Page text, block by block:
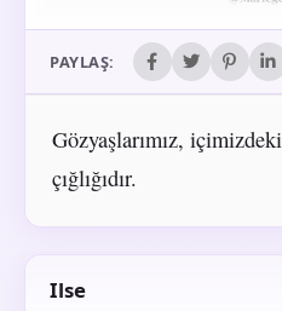
PAYLAŞ:
Gözyaşlarımız,
çığlığıdır.
Ilse